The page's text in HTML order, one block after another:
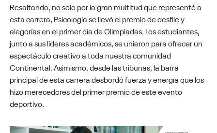
Resaltando, no solo por la gran multitud que representó a
esta carrera, Psicología se llevó el premio de desfile y
alegorías en el primer día de Olimpiadas. Los estudiantes,
junto a sus líderes académicos, se unieron para ofrecer un
espectáculo creativo a toda nuestra comunidad
Continental. Asimismo, desde las tribunas, la barra
principal de esta carrera desbordó fuerza y energía que los
hizo merecedores del primer premio de este evento
deportivo.